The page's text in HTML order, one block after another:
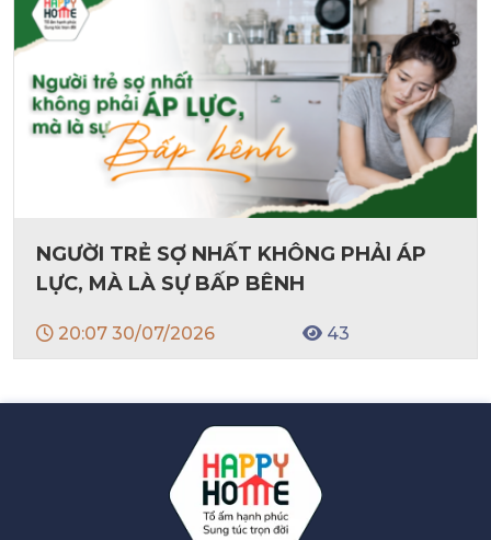
NGƯỜI TRẺ SỢ NHẤT KHÔNG PHẢI ÁP
LỰC, MÀ LÀ SỰ BẤP BÊNH
20:07 30/07/2026 43